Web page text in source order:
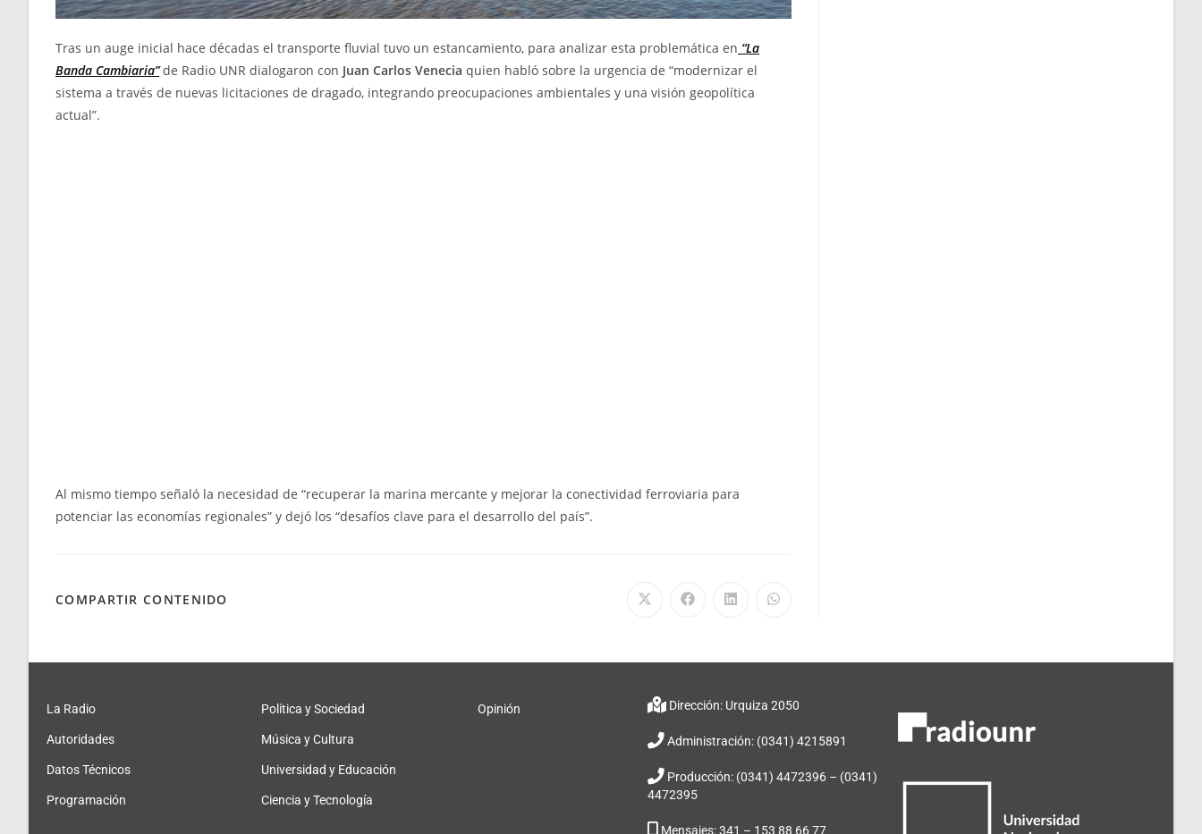
Tras un auge inicial hace décadas el transporte fluvial tuvo un estancamiento, para analizar esta problemática en “La
Banda Cambiaria”de Radio UNR dialogaron con Juan Carlos Venecia quien habló sobre la urgencia de “modernizar el
sistema a través de nuevas licitaciones de dragado, integrando preocupaciones ambientales y una visión geopolítica
actual”.
Al mismo tiempo señaló la necesidad de “recuperar la marina mercante y mejorar la conectividad ferroviaria para
potenciar las economías regionales” y dejó los “desafíos clave para el desarrollo del país”.
COMPARTIR CONTENIDO
La Radio
Autoridades
Datos Técnicos
Programación
Política y Sociedad
Música y Cultura
Universidad y Educación
Ciencia y Tecnología
Opinión Dirección: Urquiza 2050
Administración: (0341) 4215891
Producción: (0341) 4472396 – (0341)
4472395
Mensajes: 341 – 153 88 66 77